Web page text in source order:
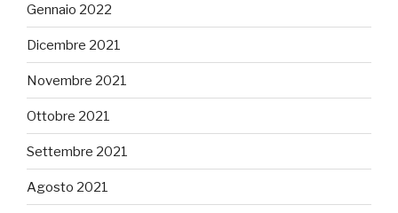
Gennaio 2022
Dicembre 2021
Novembre 2021
Ottobre 2021
Settembre 2021
Agosto 2021